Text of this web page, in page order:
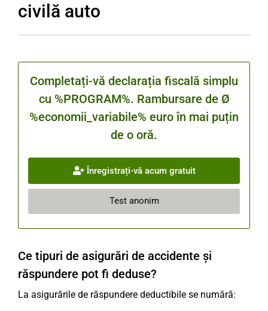
civilă auto
Completați-vă declarația fiscală simplu
cu %PROGRAM%. Rambursare de Ø
%economii_variabile% euro în mai puțin
de o oră.
Înregistrați-vă acum gratuit
Test anonim
Ce tipuri de asigurări de accidente și
răspundere pot fi deduse?
La asigurările de răspundere deductibile se numără: